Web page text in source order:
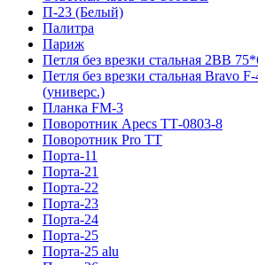
П-23 (Белый)
Палитра
Париж
Петля без врезки стальная 2ВВ
Петля без врезки стальная Bravo
(универс.)
Планка FM-3
Поворотник Apecs ТТ-0803-8
Поворотник Pro TT
Порта-11
Порта-21
Порта-22
Порта-23
Порта-24
Порта-25
Порта-25 alu